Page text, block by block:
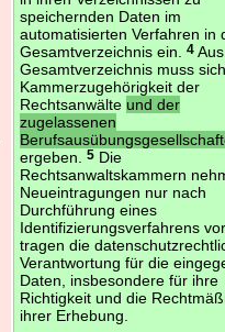
speichernden Daten im
automatisierten Verfahren in
Gesamtverzeichnis ein.4
Gesamtverzeichnis muss
Kammerzugehörigkeit der
Rechtsanwälte und der
zugelassenen
ergeben.5 Die
Rechtsanwaltskammern
Neueintragungen nur nach
Durchführung eines
Identifizierungsverfahrens
tragen die
Verantwortung für die
Daten, insbesondere für ihre
Richtigkeit und die
ihrer Erhebung.